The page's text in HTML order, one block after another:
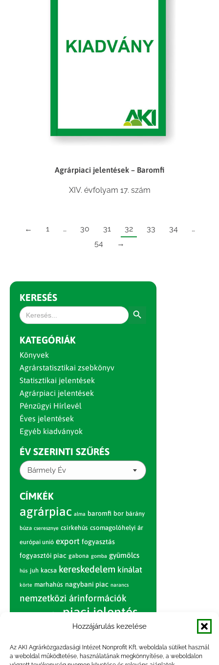
Hozzájárulás kezelése
Az AKI Agrárközgazdasági Intézet Nonprofit Kft. weboldala sütiket használ
a weboldal működtetése, használatának megkönnyítése, a weboldalon
Agrárpiaci jelentések – Baromfi
XIV. évfolyam 17. szám
← 1 … 30 31 32 33 34
…
54
→
KERESÉS
Search
for:
KATEGÓRIÁK
Könyvek
Agrárstatisztikai zsebkönyv
Statisztikai jelentések
Agrárpiaci jelentések
Pénzügyi Hírlevél
Éves jelentések
Egyéb kiadványok
ÉV SZERINTI SZŰRÉS
Bármely Év
CÍMKÉK
agrárpiac alma baromfi bor bárány
búza cseresznye csirkehús csomagolóhelyi ár
európai unió export fogyasztás
fogyasztói piac gabona gomba gyümölcs
hús juh kacsa kereskedelem kínálat
körte marhahús nagybani piac narancs
nemzetközi árinformációk
piac piaci jelentés
sertés sertéshús
szarvasmarha termelés termelői
ár tojás világpiac vágóbárány